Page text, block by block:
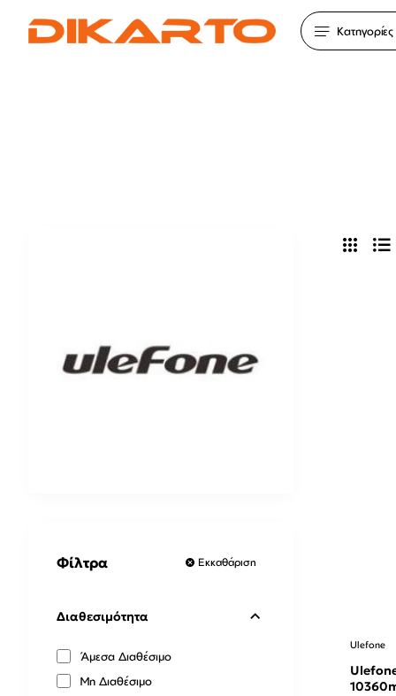
Φίλτρα Εκκαθάριση
Διαθεσιμότητα
Άμεσα Διαθέσιμο
Μη Διαθέσιμο
Ulefone
Ulefone Armor X16 6GB